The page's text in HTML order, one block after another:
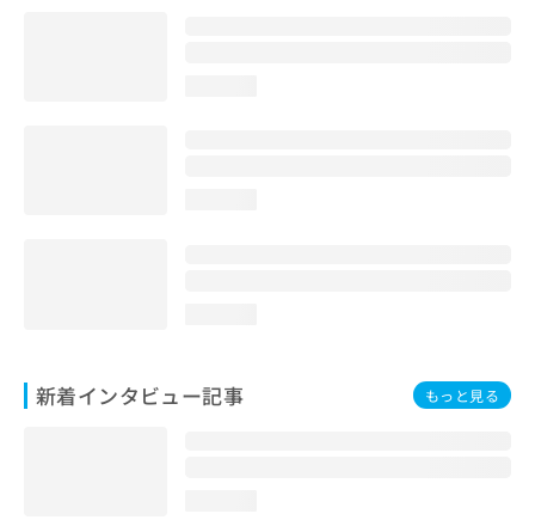
新着インタビュー記事 もっと見る